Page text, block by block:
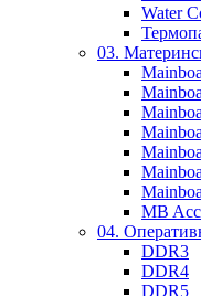
Water
03.
MB
04.
DDR3
DDR4
DDR5